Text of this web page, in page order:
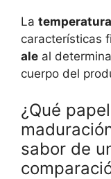
La
características
ale al
cuerpo del
¿Qué
sabor de